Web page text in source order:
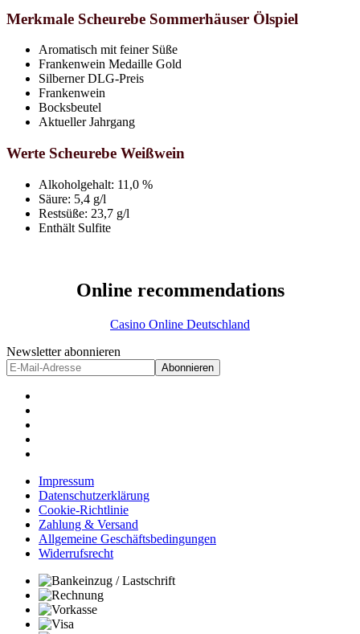
Merkmale Scheurebe Sommerhäuser Ölspiel
Aromatisch mit feiner Süße
Frankenwein Medaille Gold
Silberner DLG-Preis
Frankenwein
Bocksbeutel
Aktueller Jahrgang
Werte Scheurebe Weißwein
Alkoholgehalt: 11,0 %
Säure: 5,4 g/l
Restsüße: 23,7 g/l
Enthält Sulfite
Online recommendations
Casino Online Deutschland
Newsletter abonnieren
Abonnieren
Impressum
Datenschutzerklärung
Cookie-Richtlinie
Zahlung & Versand
Allgemeine Geschäftsbedingungen
Widerrufsrecht